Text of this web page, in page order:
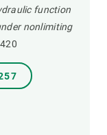
function
nonlimiting